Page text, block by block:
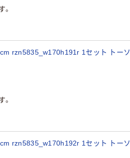
rzn5835_w170h191r 1セット トーソ
rzn5835_w170h192r 1セット トーソ